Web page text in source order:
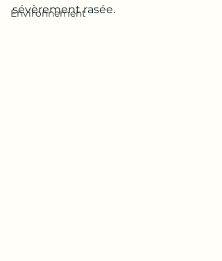
Environnement
sévèrement rasée.